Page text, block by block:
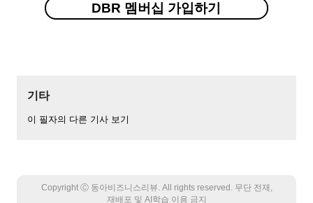
DBR 멤버십 가입하기
기타
이 필자의 다른 기사 보기
Copyright Ⓒ 동아비즈니스리뷰. All rights reserved. 무단 전재,
재배포 및 AI학습 이용 금지